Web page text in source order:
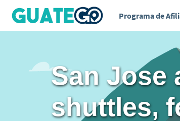
Programa de
San Jose
shuttles,